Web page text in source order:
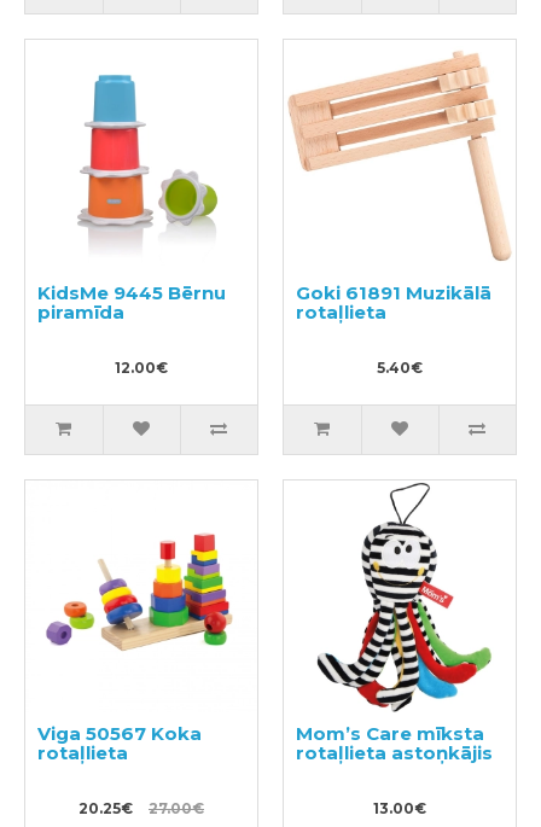
KidsMe 9445 Bērnu
piramīda
12.00€
Goki 61891 Muzikālā
rotaļlieta
5.40€
Viga 50567 Koka
rotaļlieta
20.25€ 27.00€
Mom’s Care mīksta
rotaļlieta astoņkājis
13.00€